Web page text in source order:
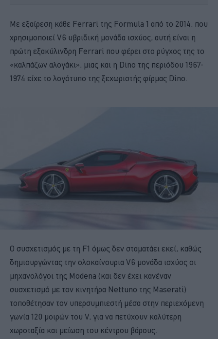
Με εξαίρεση κάθε Ferrari της Formula 1 από το 2014, που
χρησιμοποιεί V6 υβριδική μονάδα ισχύος, αυτή είναι η
πρώτη εξακύλινδρη Ferrari που φέρει στο ρύγχος της το
«καλπάζων αλογάκι», μιας και η Dino της περιόδου 1967-
1974 είχε το λογότυπο της ξεχωριστής φίρμας Dino.
Ο συσχετισμός με τη F1 όμως δεν σταματάει εκεί, καθώς
δημιουργώντας την ολοκαίνουρια V6 μονάδα ισχύος οι
μηχανολόγοι της Modena (και δεν έχει κανέναν
συσχετισμό με τον κινητήρα Nettuno της Maserati)
τοποθέτησαν τον υπερσυμπιεστή μέσα στην περιεχόμενη
γωνία 120 μοιρών του V, για να πετύχουν καλύτερη
χωροταξία και μείωση του κέντρου βάρους.